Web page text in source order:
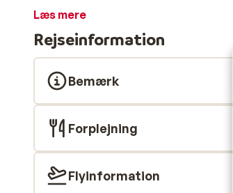
poolområde med sjove
smukke sandstrand ligger lige ved
andalusisk-inspirerede indretning
fantastisk havudsigt. Her er
være! Rundt om hotellet venter
med til caribiske rytmer om aftenen,
opdagelse i den nærliggende by
wellnessområdet med sauna og
uimodståelig ferie i solen.
Læs mere
Rejseinformation
Bemærk
Forplejning
Flyinformation